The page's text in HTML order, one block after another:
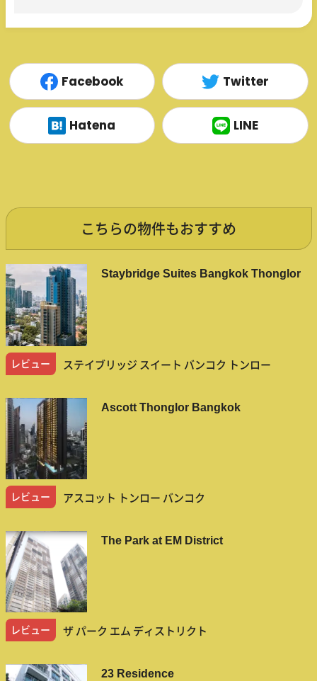
Facebook Twitter
Hatena LINE
こちらの物件もおすすめ
Staybridge Suites Bangkok Thonglor
レビュー ステイブリッジ スイート バンコク トンロー
Ascott Thonglor Bangkok
レビュー アスコット トンロー バンコク
The Park at EM District
レビュー ザ パーク エム ディストリクト
23 Residence